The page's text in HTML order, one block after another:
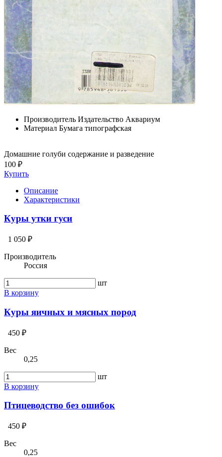
Производитель Издательство Аквариум
Материал Бумага типографская
Домашние голуби содержание и разведение
100 ₽
Купить
Описание
Характеристики
Куры утки гуси
1 050 ₽
Производитель
Россия
шт
В корзину
Куры яичных и мясных пород
450 ₽
Вес
0,25
шт
В корзину
Птицеводство без ошибок
450 ₽
Вес
0,25